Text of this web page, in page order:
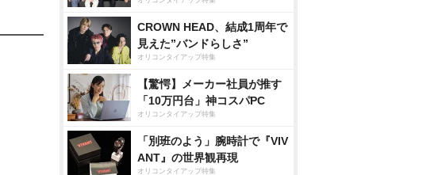
CROWN HEAD、結成1周年で
見えた”バンドらしさ”
オリコンタイアップ特集
【驚愕】メーカー社員が推す
「10万円台」神コスパPC
オリコンタイアップ特集
「別班のよう」腕時計で『VIV
ANT』の世界観再現
オリコンタイアップ特集